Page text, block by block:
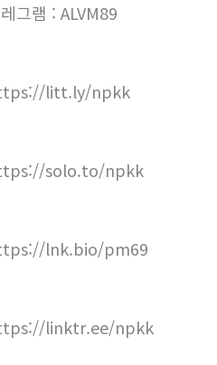
그램 : ALVM89
litt.ly/npkk
solo.to/npkk
lnk.bio/pm69
linktr.ee/npkk